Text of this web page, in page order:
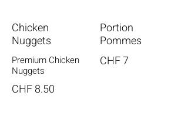
Chicken
Nuggets
Premium Chicken
Nuggets
CHF 8.50
Portion
Pommes
CHF 7